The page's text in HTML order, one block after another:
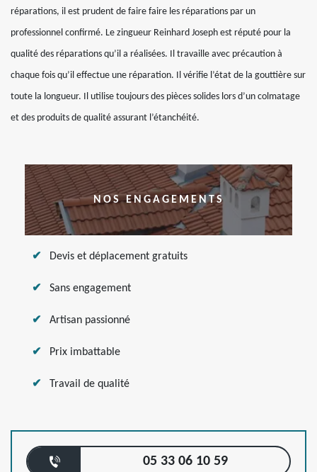
réparations, il est prudent de faire faire les réparations par un
professionnel confirmé. Le zingueur Reinhard Joseph est réputé pour la
qualité des réparations qu’il a réalisées. Il travaille avec précaution à
chaque fois qu’il effectue une réparation. Il vérifie l’état de la gouttière sur
toute la longueur. Il utilise toujours des pièces solides lors d’un colmatage
et des produits de qualité assurant l’étanchéité.
NOS ENGAGEMENTS
Devis et déplacement gratuits
Sans engagement
Artisan passionné
Prix imbattable
Travail de qualité
05 33 06 10 59